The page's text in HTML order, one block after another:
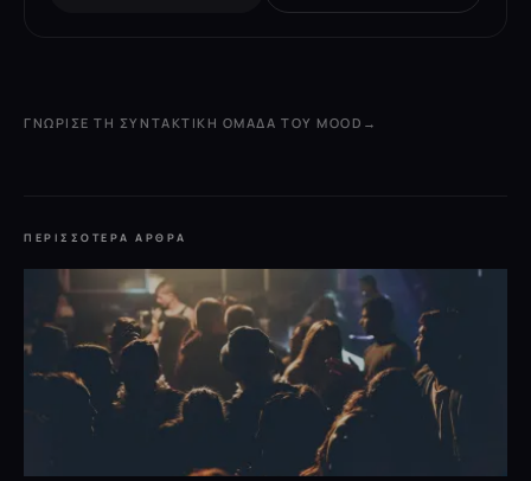
ΓΝΏΡΙΣΕ ΤΗ ΣΥΝΤΑΚΤΙΚΉ ΟΜΆΔΑ ΤΟΥ MOOD →
ΠΕΡΙΣΣΌΤΕΡΑ ΆΡΘΡΑ